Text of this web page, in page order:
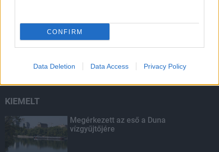
CONFIRM
Data Deletion Data Access Privacy Policy
Amire többmillióan vártunk: szombattól
másodfokúra csökken a riasztás
KIEMELT
Megérkezett az eső a Duna
vízgyűjtőjére